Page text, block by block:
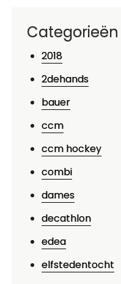
Categorieën
2018
2dehands
bauer
ccm
ccm hockey
combi
dames
decathlon
edea
elfstedentocht